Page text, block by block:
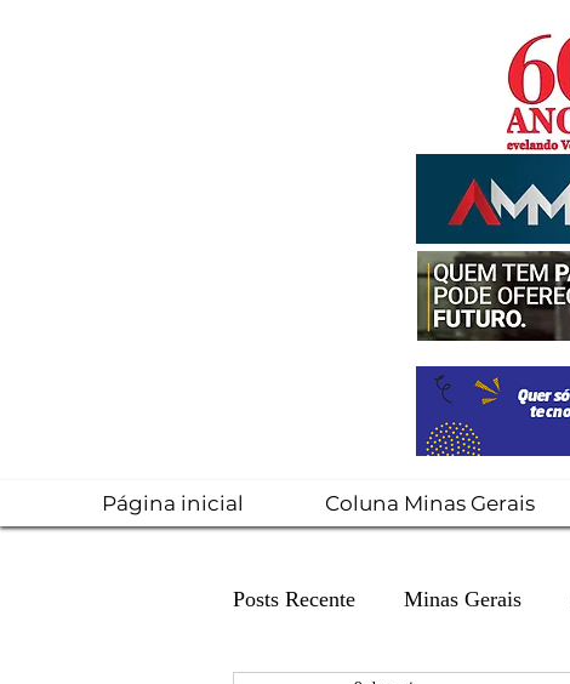
Página inicial Coluna Minas Gerais
Posts Recente Minas Gerais